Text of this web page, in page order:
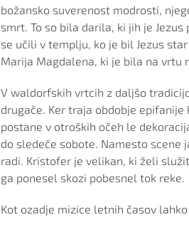
božansko suverenost modrosti,
smrt. To so bila darila, ki jih je
se učili v templju, ko je bil Jezus
Marija Magdalena, ki je bila na vrtu
V waldorfskih vrtcih z daljšo
drugače. Ker traja obdobje
postane v otroških očeh le
do sledeče sobote. Namesto
radi. Kristofer je velikan, ki želi
ga ponesel skozi pobesnel tok reke.
Kot ozadje mizice letnih časov